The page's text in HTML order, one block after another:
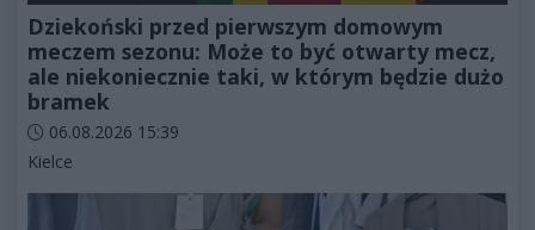
Dziekoński przed pierwszym domowym
meczem sezonu: Może to być otwarty mecz,
ale niekoniecznie taki, w którym będzie dużo
bramek
Data dodania artykułu:
06.08.2026 15:39
Kategorie artykułu:
Kielce